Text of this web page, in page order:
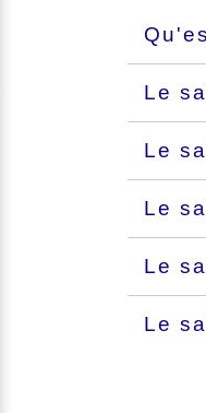
Le
Le
Le
Le
Le